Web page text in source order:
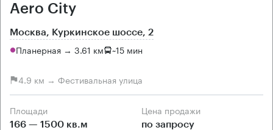
Aero City
Москва, Куркинское шоссе, 2
Планерная → 3.61 км ~15 мин
4.9 км → Фестивальная улица
Площади
166 — 1500 кв.м
Цена продажи
по запросу